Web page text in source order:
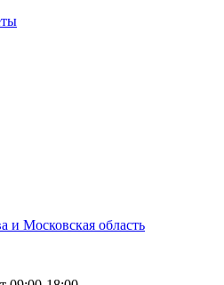
и Московская область